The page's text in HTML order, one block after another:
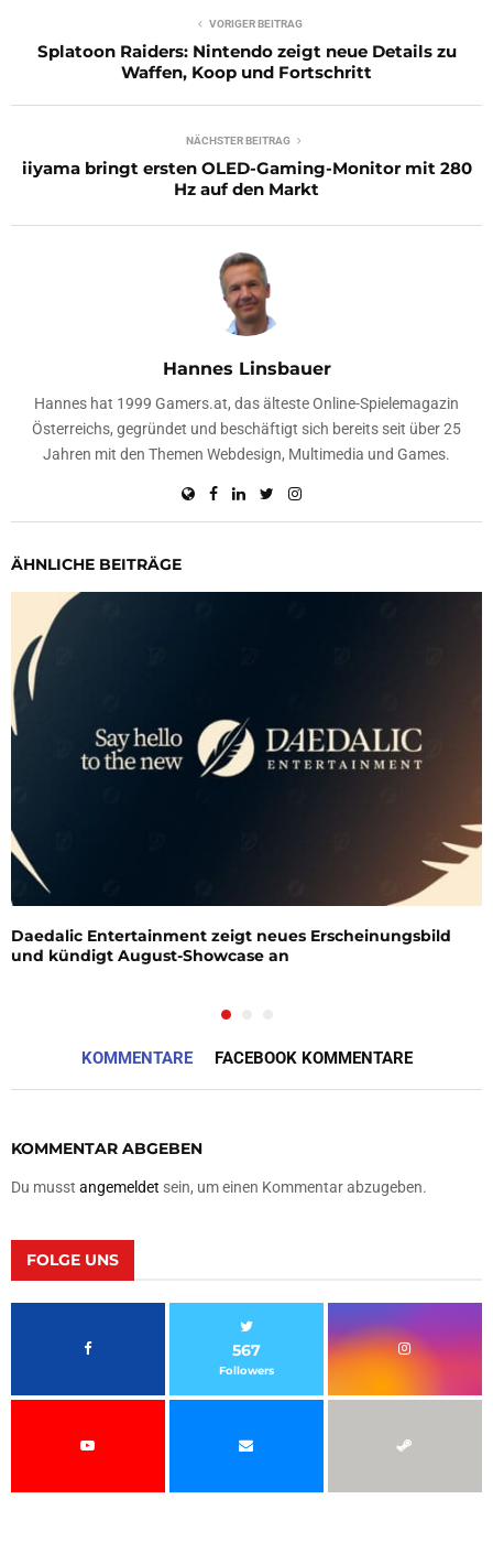
VORIGER BEITRAG
Splatoon Raiders: Nintendo zeigt neue Details zu
Waffen, Koop und Fortschritt
NÄCHSTER BEITRAG
iiyama bringt ersten OLED-Gaming-Monitor mit 280
Hz auf den Markt
Hannes Linsbauer
Hannes hat 1999 Gamers.at, das älteste Online-Spielemagazin
Österreichs, gegründet und beschäftigt sich bereits seit über 25
Jahren mit den Themen Webdesign, Multimedia und Games.
ÄHNLICHE BEITRÄGE
Daedalic Entertainment zeigt neues Erscheinungsbild
und kündigt August-Showcase an
KOMMENTARE FACEBOOK KOMMENTARE
KOMMENTAR ABGEBEN
Du musst angemeldet sein, um einen Kommentar abzugeben.
FOLGE UNS
567
Followers